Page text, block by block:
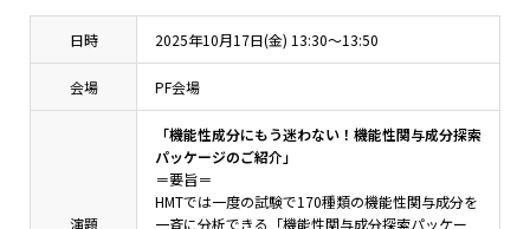
日時 2025年10月17日(金) 13:30～13:50
会場 PF会場
演題
「機能性成分にもう迷わない！機能性関与成分探索
パッケージのご紹介」
＝要旨＝
HMTでは一度の試験で170種類の機能性関与成分を
一斉に分析できる「機能性関与成分探索パッケー